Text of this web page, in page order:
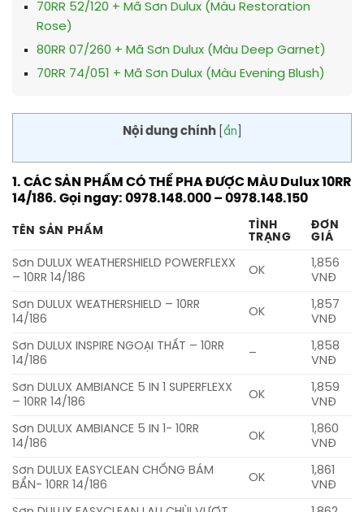
70RR 52/120 + Mã Sơn Dulux (Màu Restoration
Rose)
80RR 07/260 + Mã Sơn Dulux (Màu Deep Garnet)
70RR 74/051 + Mã Sơn Dulux (Màu Evening Blush)
Nội dung chính ẩn
1. CÁC SẢN PHẨM CÓ THỂ PHA ĐƯỢC MÀU Dulux 10RR
14/186. Gọi ngay: 0978.148.000 – 0978.148.150
TÊN SẢN PHẨM
TÌNH
TRẠNG
ĐƠN
GIÁ
Sơn DULUX WEATHERSHIELD POWERFLEXX
– 10RR 14/186
OK
1,856
VNĐ
Sơn DULUX WEATHERSHIELD – 10RR
14/186
OK
1,857
VNĐ
Sơn DULUX INSPIRE NGOẠI THẤT – 10RR
14/186
–
1,858
VNĐ
Sơn DULUX AMBIANCE 5 IN 1 SUPERFLEXX
– 10RR 14/186
OK
1,859
VNĐ
Sơn DULUX AMBIANCE 5 IN 1- 10RR
14/186
OK
1,860
VNĐ
Sơn DULUX EASYCLEAN CHỐNG BÁM
BẨN- 10RR 14/186
OK
1,861
VNĐ